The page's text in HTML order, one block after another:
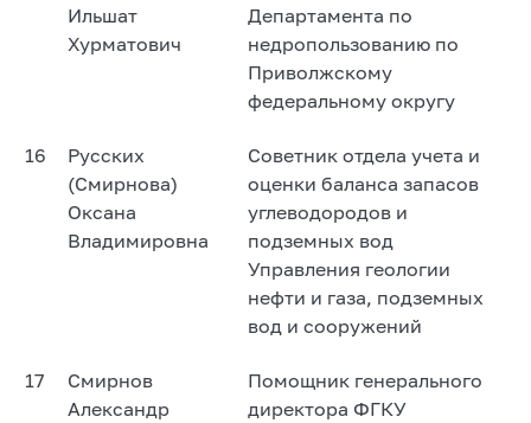
Ильшат
Хурматович
Департамента по
недропользованию по
Приволжскому
федеральному округу
16
Русских
(Смирнова)
Оксана
Владимировна
Советник отдела учета и
оценки баланса запасов
углеводородов и
подземных вод
Управления геологии
нефти и газа, подземных
вод и сооружений
17
Смирнов
Александр
Помощник генерального
директора ФГКУ